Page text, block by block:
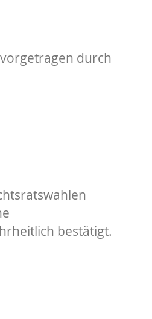
durch
bestätigt.